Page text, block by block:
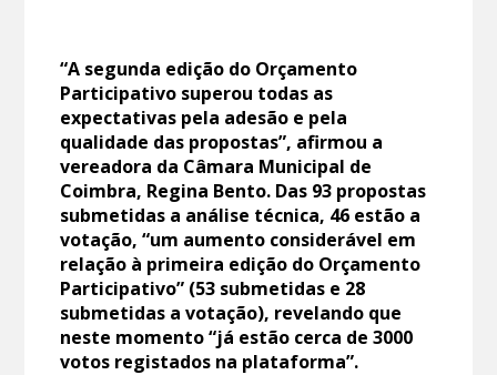
“A segunda edição do Orçamento
Participativo superou todas as
expectativas pela adesão e pela
qualidade das propostas”, afirmou a
vereadora da Câmara Municipal de
Coimbra, Regina Bento. Das 93 propostas
submetidas a análise técnica, 46 estão a
votação, “um aumento considerável em
relação à primeira edição do Orçamento
Participativo” (53 submetidas e 28
submetidas a votação), revelando que
neste momento “já estão cerca de 3000
votos registados na plataforma”.